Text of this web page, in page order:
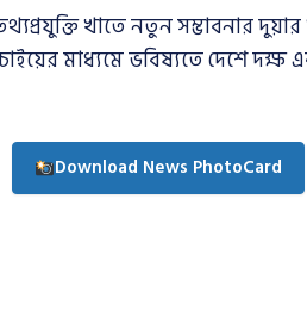
খাতে নতুন সম্ভাবনার দুয়ার
মাধ্যমে ভবিষ্যতে দেশে
Download News PhotoCard